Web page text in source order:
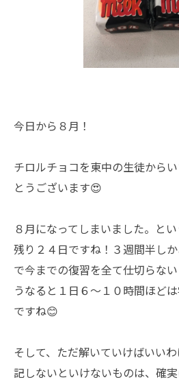
今日から８月！
チロルチョコを東中の生徒から
とうございます😍
８月になってしまいました。と
残り２４日ですね！３週間半し
で今までの復習を全て仕切らな
うなると１日６～１０時間ほど
ですね😊
そして、ただ解いていけばいい
記しないといけないものは、確